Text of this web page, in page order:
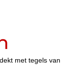
met tegels van